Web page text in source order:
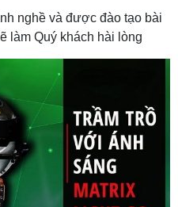
nghề và được đào tạo bài
làm Quý khách hài lòng